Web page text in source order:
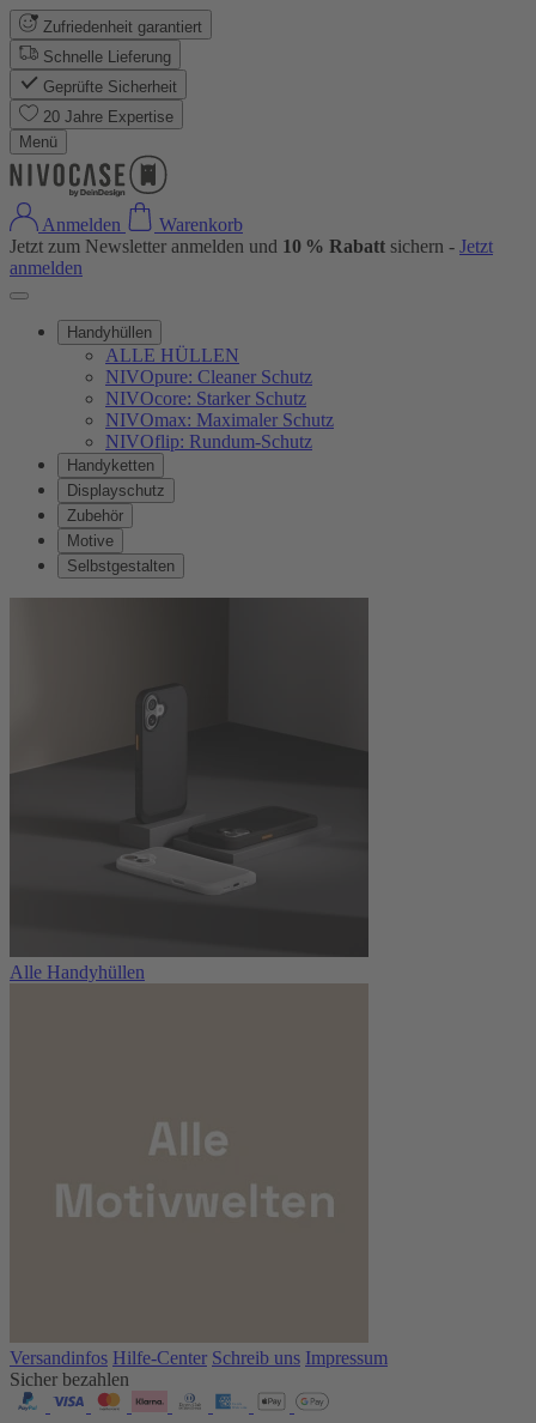
Zufriedenheit garantiert
Schnelle Lieferung
Geprüfte Sicherheit
20 Jahre Expertise
Menü
Anmelden
Warenkorb
Jetzt zum Newsletter anmelden und 10 % Rabatt sichern - Jetzt
anmelden
Handyhüllen
ALLE HÜLLEN
NIVOpure: Cleaner Schutz
NIVOcore: Starker Schutz
NIVOmax: Maximaler Schutz
NIVOflip: Rundum-Schutz
Handyketten
Displayschutz
Zubehör
Motive
Selbstgestalten
Alle Handyhüllen
Versandinfos Hilfe-Center Schreib uns Impressum
Sicher bezahlen